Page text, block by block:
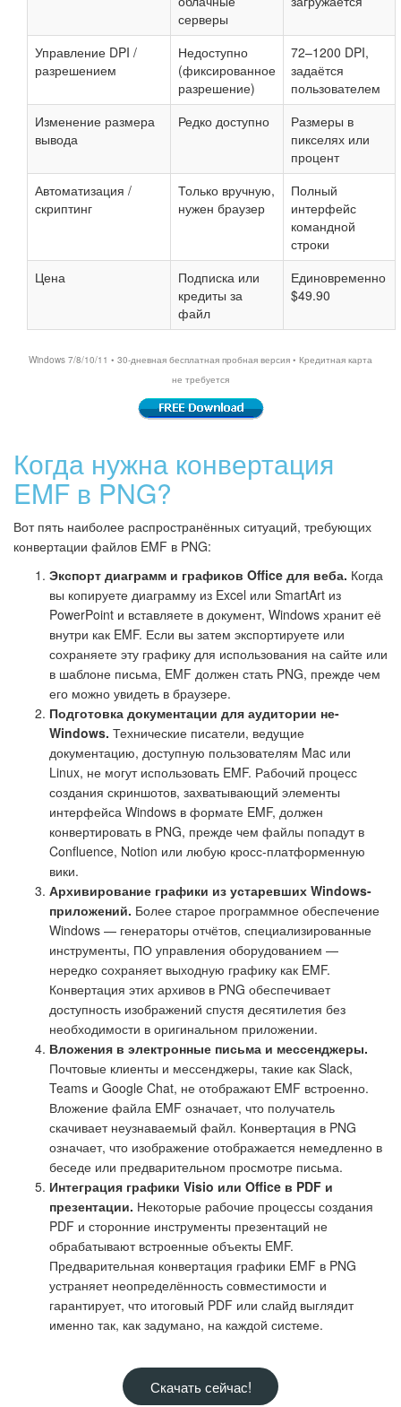
серверы
Управление DPI /
разрешением
Недоступно
(фиксированное
разрешение)
72–1200 DPI,
задаётся
пользователем
Изменение размера
вывода
Редко доступно
Размеры в
пикселях или
процент
Автоматизация /
скриптинг
Только вручную,
нужен браузер
Полный
интерфейс
командной
строки
Цена
Подписка или
кредиты за
файл
Единовременно
$49.90
Windows 7/8/10/11 • 30-дневная бесплатная пробная версия • Кредитная карта
не требуется
Когда нужна конвертация
EMF в PNG?
Вот пять наиболее распространённых ситуаций, требующих
конвертации файлов EMF в PNG:
Экспорт диаграмм и графиков Office для веба. Когда
вы копируете диаграмму из Excel или SmartArt из
PowerPoint и вставляете в документ, Windows хранит её
внутри как EMF. Если вы затем экспортируете или
сохраняете эту графику для использования на сайте или
в шаблоне письма, EMF должен стать PNG, прежде чем
его можно увидеть в браузере.
Подготовка документации для аудитории не-
Windows. Технические писатели, ведущие
документацию, доступную пользователям Mac или
Linux, не могут использовать EMF. Рабочий процесс
создания скриншотов, захватывающий элементы
интерфейса Windows в формате EMF, должен
конвертировать в PNG, прежде чем файлы попадут в
Confluence, Notion или любую кросс-платформенную
вики.
Архивирование графики из устаревших Windows-
приложений. Более старое программное обеспечение
Windows — генераторы отчётов, специализированные
инструменты, ПО управления оборудованием —
нередко сохраняет выходную графику как EMF.
Конвертация этих архивов в PNG обеспечивает
доступность изображений спустя десятилетия без
необходимости в оригинальном приложении.
Вложения в электронные письма и мессенджеры.
Почтовые клиенты и мессенджеры, такие как Slack,
Teams и Google Chat, не отображают EMF встроенно.
Вложение файла EMF означает, что получатель
скачивает неузнаваемый файл. Конвертация в PNG
означает, что изображение отображается немедленно в
беседе или предварительном просмотре письма.
Интеграция графики Visio или Office в PDF и
презентации. Некоторые рабочие процессы создания
PDF и сторонние инструменты презентаций не
обрабатывают встроенные объекты EMF.
Предварительная конвертация графики EMF в PNG
устраняет неопределённость совместимости и
гарантирует, что итоговый PDF или слайд выглядит
именно так, как задумано, на каждой системе.
Скачать сейчас!